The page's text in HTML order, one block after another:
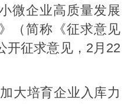
微企业高质量发展
（简称《征求意见
开征求意见，2月22
大培育企业入库力